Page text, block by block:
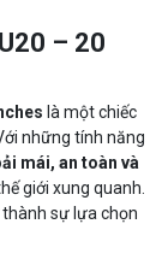
– 20
là một chiếc
những tính năng
mái, an toàn và
giới xung quanh.
sự lựa chọn